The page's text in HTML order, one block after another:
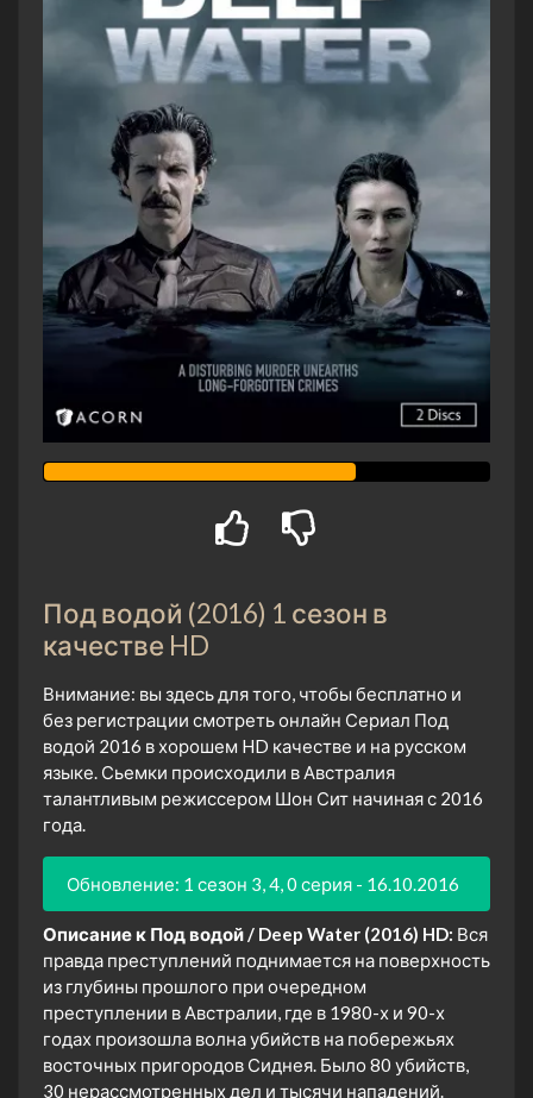
Под водой (2016) 1 сезон в
качестве HD
Внимание: вы здесь для того, чтобы бесплатно и
без регистрации смотреть онлайн Сериал Под
водой 2016 в хорошем HD качестве и на русском
языке. Сьемки происходили в Австралия
талантливым режиссером Шон Сит начиная с 2016
года.
Обновление: 1 сезон 3, 4, 0 серия - 16.10.2016
Описание к Под водой / Deep Water (2016) HD: Вся
правда преступлений поднимается на поверхность
из глубины прошлого при очередном
преступлении в Австралии, где в 1980-х и 90-х
годах произошла волна убийств на побережьях
восточных пригородов Сиднея. Было 80 убийств,
30 нерассмотренных дел и тысячи нападений.